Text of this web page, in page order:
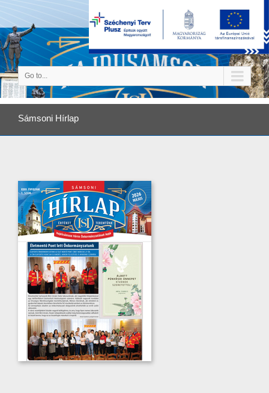
Go to...
Sámsoni Hírlap